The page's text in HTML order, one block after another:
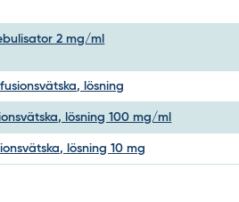
2 mg/ml
lösning
lösning 100 mg/ml
lösning 10 mg